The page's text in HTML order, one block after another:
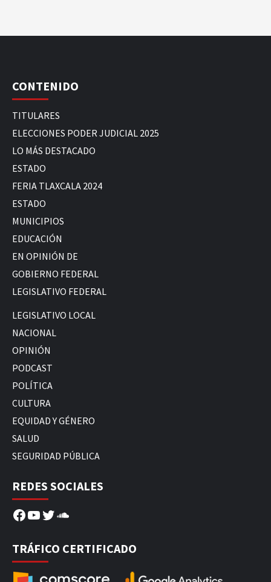
CONTENIDO
TITULARES
ELECCIONES PODER JUDICIAL 2025
LO MÁS DESTACADO
ESTADO
FERIA TLAXCALA 2024
ESTADO
MUNICIPIOS
EDUCACIÓN
EN OPINIÓN DE
GOBIERNO FEDERAL
LEGISLATIVO FEDERAL
LEGISLATIVO LOCAL
NACIONAL
OPINIÓN
PODCAST
POLÍTICA
CULTURA
EQUIDAD Y GÉNERO
SALUD
SEGURIDAD PÚBLICA
REDES SOCIALES
Facebook
YouTube
Twitter
SoundCloud
TRÁFICO CERTIFICADO